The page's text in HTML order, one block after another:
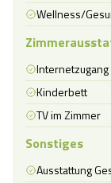
Wellness/
Kinderbett
TV im Zimmer
Sonstiges
Ausstattung